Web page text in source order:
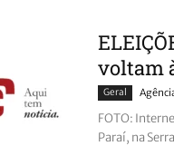
voltam
Geral
FOTO:
Paraí, na